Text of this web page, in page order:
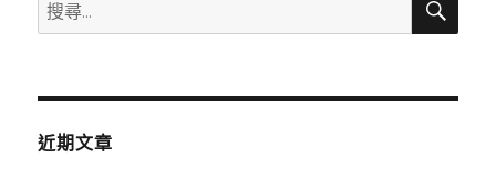
尋
鍵
近期文章